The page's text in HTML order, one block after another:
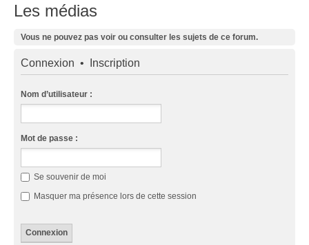
Les médias
Vous ne pouvez pas voir ou consulter les sujets de ce forum.
Connexion • Inscription
Nom d’utilisateur :
Mot de passe :
Se souvenir de moi
Masquer ma présence lors de cette session